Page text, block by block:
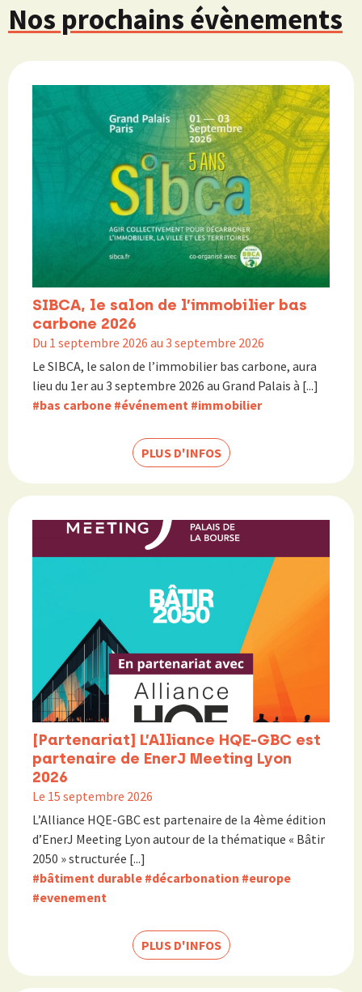
Nos prochains évènements
SIBCA, le salon de l’immobilier bas
carbone 2026
Du 1 septembre 2026 au 3 septembre 2026
Le SIBCA, le salon de l’immobilier bas carbone, aura
lieu du 1er au 3 septembre 2026 au Grand Palais à [...]
#bas carbone #événement #immobilier
PLUS D'INFOS
[Partenariat] L’Alliance HQE-GBC est
partenaire de EnerJ Meeting Lyon
2026
Le 15 septembre 2026
L’Alliance HQE-GBC est partenaire de la 4ème édition
d’EnerJ Meeting Lyon autour de la thématique « Bâtir
2050 » structurée [...]
#bâtiment durable #décarbonation #europe
#evenement
PLUS D'INFOS